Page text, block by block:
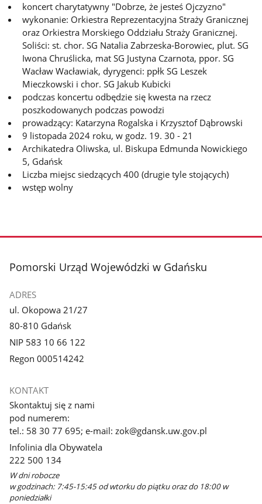
koncert charytatywny "Dobrze, że jesteś Ojczyzno"
wykonanie: Orkiestra Reprezentacyjna Straży Granicznej
oraz Orkiestra Morskiego Oddziału Straży Granicznej.
Soliści: st. chor. SG Natalia Zabrzeska-Borowiec, plut. SG
Iwona Chruślicka, mat SG Justyna Czarnota, ppor. SG
Wacław Wacławiak, dyrygenci: ppłk SG Leszek
Mieczkowski i chor. SG Jakub Kubicki
podczas koncertu odbędzie się kwesta na rzecz
poszkodowanych podczas powodzi
prowadzący: Katarzyna Rogalska i Krzysztof Dąbrowski
9 listopada 2024 roku, w godz. 19. 30 - 21
Archikatedra Oliwska, ul. Biskupa Edmunda Nowickiego
5, Gdańsk
Liczba miejsc siedzących 400 (drugie tyle stojących)
wstęp wolny
stopka
Pomorski Urząd Wojewódzki w Gdańsku
ADRES
ul. Okopowa 21/27
80-810 Gdańsk
NIP 583 10 66 122
Regon 000514242
KONTAKT
Skontaktuj się z nami
pod numerem:
tel.: 58 30 77 695; e-mail: zok@gdansk.uw.gov.pl
Infolinia dla Obywatela
222 500 134
W dni robocze
w godzinach: 7:45-15:45 od wtorku do piątku oraz do 18:00 w
poniedziałki